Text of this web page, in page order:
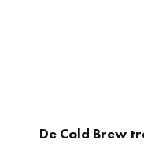
De Cold Brew